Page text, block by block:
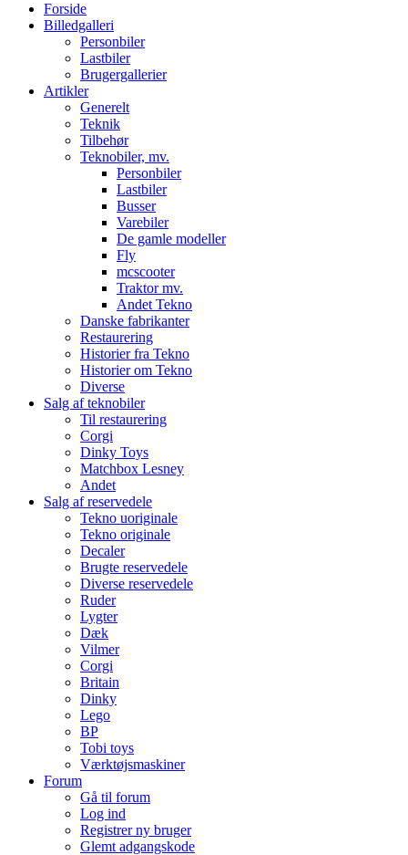
Forside
Billedgalleri
Personbiler
Lastbiler
Brugergallerier
Artikler
Generelt
Teknik
Tilbehør
Teknobiler, mv.
Personbiler
Lastbiler
Busser
Varebiler
De gamle modeller
Fly
mcscooter
Traktor mv.
Andet Tekno
Danske fabrikanter
Restaurering
Historier fra Tekno
Historier om Tekno
Diverse
Salg af teknobiler
Til restaurering
Corgi
Dinky Toys
Matchbox Lesney
Andet
Salg af reservedele
Tekno uoriginale
Tekno originale
Decaler
Brugte reservedele
Diverse reservedele
Ruder
Lygter
Dæk
Vilmer
Corgi
Britain
Dinky
Lego
BP
Tobi toys
Værktøjsmaskiner
Forum
Gå til forum
Log ind
Registrer ny bruger
Glemt adgangskode